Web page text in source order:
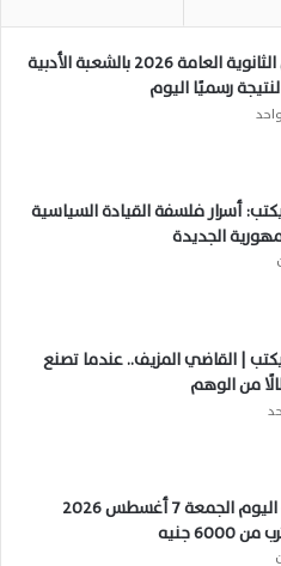
أسماء أوائل الثانوية العامة 2026 بالشعبة الأدبية
رسميًا اليوم
أسرار فلسفة القيادة السياسية
الجديدة
| القاضي المزيف.. عندما تصنع
من الوهم
سعر الذهب اليوم الجمعة 7 أغسطس 2026